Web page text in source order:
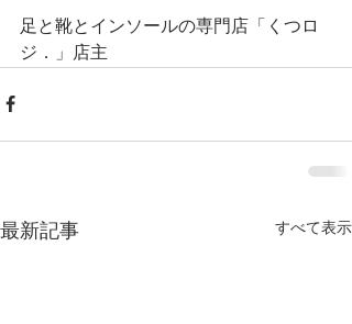
足と靴とインソールの専門店「くつロ
ジ．」店主
最新記事 すべて表示